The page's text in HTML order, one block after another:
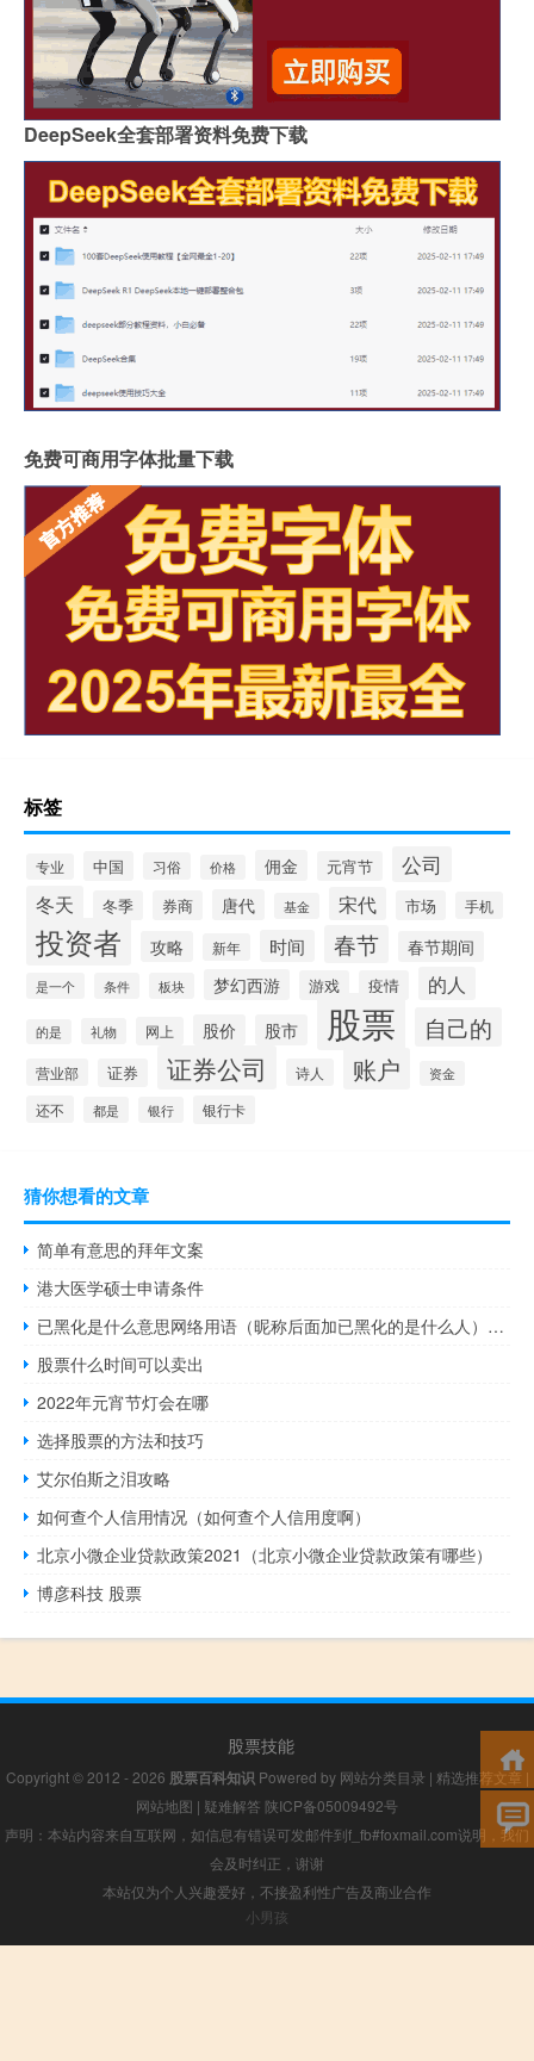
DeepSeek全套部署资料免费下载
免费可商用字体批量下载
标签
专业 中国 习俗 价格 佣金 元宵节
公司
冬天
冬季 券商 唐代 基金 宋代 市场 手机
投资者 攻略 新年 时间 春节 春节期间
是一个 条件 板块 梦幻西游 游戏 疫情 的人
的是 礼物 网上 股价 股市 股票 自己的
营业部 证券 证券公司 诗人 账户 资金
还不 都是 银行 银行卡
猜你想看的文章
简单有意思的拜年文案
港大医学硕士申请条件
已黑化是什么意思网络用语（昵称后面加已黑化的是什么人）什么梗
股票什么时间可以卖出
2022年元宵节灯会在哪
选择股票的方法和技巧
艾尔伯斯之泪攻略
如何查个人信用情况（如何查个人信用度啊）
北京小微企业贷款政策2021（北京小微企业贷款政策有哪些）
博彦科技 股票
股票技能
Copyright © 2012 - 2026 股票百科知识Powered by 网站分类目录 | 精选推荐文章|
网站地图 | 疑难解答 陕ICP备05009492号
声明：本站内容来自互联网，如信息有错误可发邮件到f_fb#foxmail.com说明，我们
会及时纠正，谢谢
本站仅为个人兴趣爱好，不接盈利性广告及商业合作
小男孩